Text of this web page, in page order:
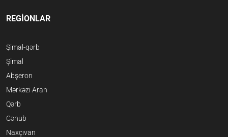
REGİONLAR
Şimal-qərb
Şimal
Abşeron
Mərkəzi Aran
Qərb
Cənub
Naxçıvan